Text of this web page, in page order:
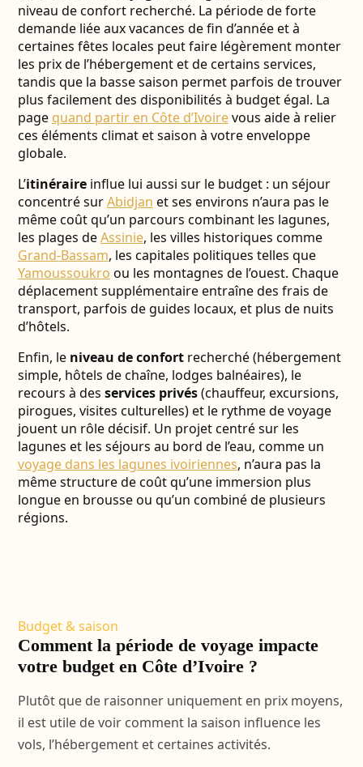
niveau de confort recherché. La période de forte
demande liée aux vacances de fin d’année et à
certaines fêtes locales peut faire légèrement monter
les prix de l’hébergement et de certains services,
tandis que la basse saison permet parfois de trouver
plus facilement des disponibilités à budget égal. La
page quand partir en Côte d’Ivoirevous aide à relier
ces éléments climat et saison à votre enveloppe
globale.
L’itinéraireinflue lui aussi sur le budget : un séjour
concentré surAbidjan et ses environs n’aura pas le
même coût qu’un parcours combinant les lagunes,
les plages deAssinie, les villes historiques comme
Grand-Bassam, les capitales politiques telles que
Yamoussoukro ou les montagnes de l’ouest. Chaque
déplacement supplémentaire entraîne des frais de
transport, parfois de guides locaux, et plus de nuits
d’hôtels.
Enfin, le niveau de confortrecherché (hébergement
simple, hôtels de chaîne, lodges balnéaires), le
recours à des services privés(chauffeur, excursions,
pirogues, visites culturelles) et le rythme de voyage
jouent un rôle décisif. Un projet centré sur les
lagunes et les séjours au bord de l’eau, comme un
voyage dans les lagunes ivoiriennes, n’aura pas la
même structure de coût qu’une immersion plus
longue en brousse ou qu’un combiné de plusieurs
régions.
Budget & saison
Comment la période de voyage impacte
votre budget en Côte d’Ivoire ?
Plutôt que de raisonner uniquement en prix moyens,
il est utile de voir comment la saison influence les
vols, l’hébergement et certaines activités.